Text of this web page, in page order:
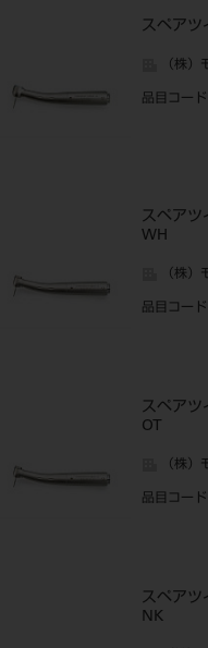
スペアツ
（株）
品目コード
スペアツ
WH
（株）
品目コード
スペアツ
OT
（株）
品目コード
スペアツ
NK